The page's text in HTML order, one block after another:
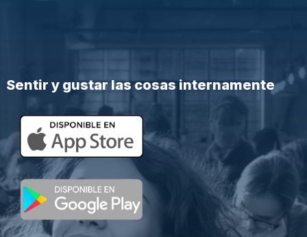
Sentir y gustar las cosas internamente